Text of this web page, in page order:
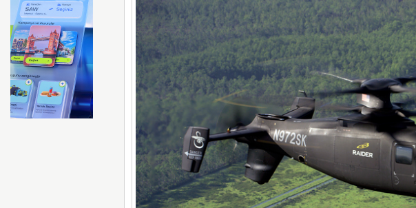
BA uçağında sarhoş yolcu kabin ekibiyle tartıştı